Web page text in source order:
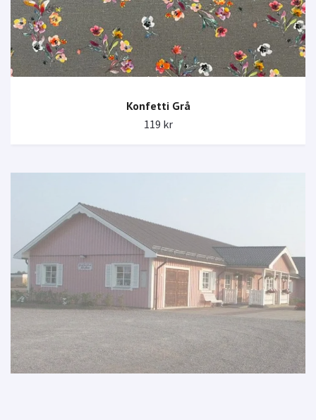
Konfetti Grå
119 kr